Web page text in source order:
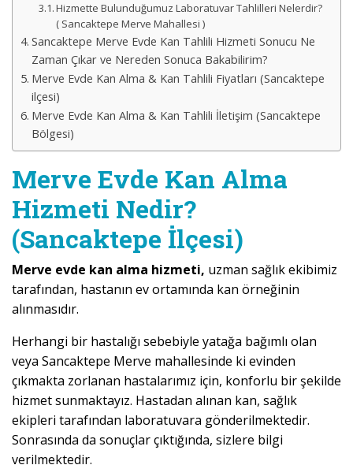
Hizmette Bulunduğumuz Laboratuvar Tahlilleri Nelerdir?
( Sancaktepe Merve Mahallesi )
Sancaktepe Merve Evde Kan Tahlili Hizmeti Sonucu Ne
Zaman Çıkar ve Nereden Sonuca Bakabilirim?
Merve Evde Kan Alma & Kan Tahlili Fiyatları (Sancaktepe
ilçesi)
Merve Evde Kan Alma & Kan Tahlili İletişim (Sancaktepe
Bölgesi)
Merve Evde Kan Alma
Hizmeti Nedir?
(Sancaktepe İlçesi)
Merve evde kan alma hizmeti, uzman sağlık ekibimiz
tarafından, hastanın ev ortamında kan örneğinin
alınmasıdır.
Herhangi bir hastalığı sebebiyle yatağa bağımlı olan
veya Sancaktepe Merve mahallesinde ki evinden
çıkmakta zorlanan hastalarımız için, konforlu bir şekilde
hizmet sunmaktayız. Hastadan alınan kan, sağlık
ekipleri tarafından laboratuvara gönderilmektedir.
Sonrasında da sonuçlar çıktığında, sizlere bilgi
verilmektedir.